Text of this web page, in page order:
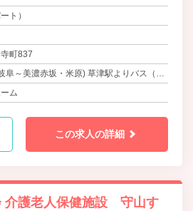
ト）
町837
阜～美濃赤坂・米原) 草津駅よりバス（10
ム
この求人の詳細
護老人保健施設 守山す